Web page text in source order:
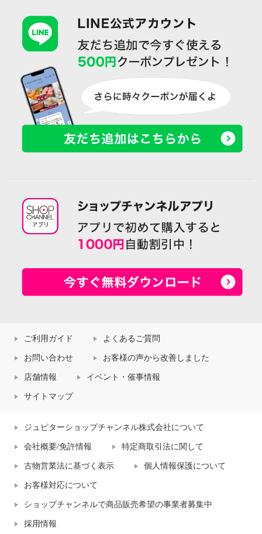
ご利用ガイド よくあるご質問
お問い合わせ お客様の声から改善しました
店舗情報 イベント・催事情報
サイトマップ
ジュピターショップチャンネル株式会社について
会社概要/免許情報 特定商取引法に関して
古物営業法に基づく表示 個人情報保護について
お客様対応について
ショップチャンネルで商品販売希望の事業者募集中
採用情報